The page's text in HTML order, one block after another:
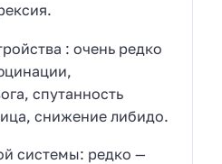
: очень редко
спутанность
снижение либидо.
системы: редко —